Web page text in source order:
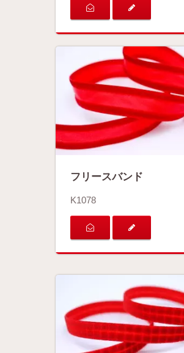
フリースバンド
K1078